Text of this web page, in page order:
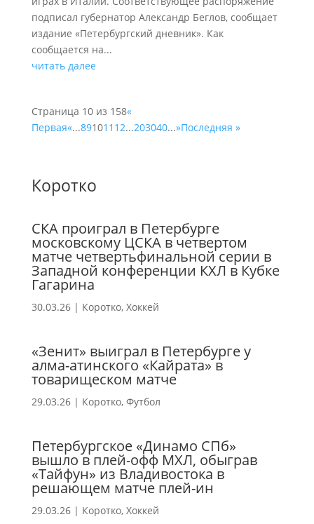
подписал губернатор Александр Беглов, сообщает
издание «Петербургский дневник». Как
сообщается на...
читать далее
Страница 10 из 158«
Первая«...891011 12...203040...»Последняя »
Коротко
СКА проиграл в Петербурге
московскому ЦСКА в четвертом
матче четвертьфинальной серии в
Западной конференции КХЛ в Кубке
Гагарина
30.03.26| Коротко, Хоккей
«Зенит» выиграл в Петербурге у
алма-атинского «Кайрата» в
товарищеском матче
29.03.26| Коротко, Футбол
Петербургское «Динамо СПб»
вышло в плей-офф МХЛ, обыграв
«Тайфун» из Владивостока в
решающем матче плей-ин
29.03.26| Коротко, Хоккей